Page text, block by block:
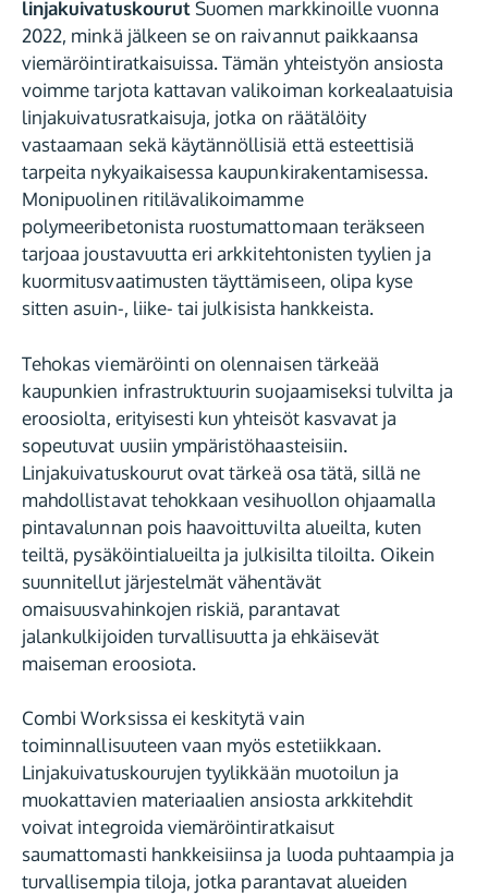
linjakuivatuskourutSuomen markkinoille vuonna
2022, minkä jälkeen se on raivannut paikkaansa
viemäröintiratkaisuissa. Tämän yhteistyön ansiosta
voimme tarjota kattavan valikoiman korkealaatuisia
linjakuivatusratkaisuja, jotka on räätälöity
vastaamaan sekä käytännöllisiä että esteettisiä
tarpeita nykyaikaisessa kaupunkirakentamisessa.
Monipuolinen ritilävalikoimamme
polymeeribetonista ruostumattomaan teräkseen
tarjoaa joustavuutta eri arkkitehtonisten tyylien ja
kuormitusvaatimusten täyttämiseen, olipa kyse
sitten asuin-, liike- tai julkisista hankkeista.
Tehokas viemäröinti on olennaisen tärkeää
kaupunkien infrastruktuurin suojaamiseksi tulvilta ja
eroosiolta, erityisesti kun yhteisöt kasvavat ja
sopeutuvat uusiin ympäristöhaasteisiin.
Linjakuivatuskourut ovat tärkeä osa tätä, sillä ne
mahdollistavat tehokkaan vesihuollon ohjaamalla
pintavalunnan pois haavoittuvilta alueilta, kuten
teiltä, pysäköintialueilta ja julkisilta tiloilta. Oikein
suunnitellut järjestelmät vähentävät
omaisuusvahinkojen riskiä, parantavat
jalankulkijoiden turvallisuutta ja ehkäisevät
maiseman eroosiota.
Combi Worksissa ei keskitytä vain
toiminnallisuuteen vaan myös estetiikkaan.
Linjakuivatuskourujen tyylikkään muotoilun ja
muokattavien materiaalien ansiosta arkkitehdit
voivat integroida viemäröintiratkaisut
saumattomasti hankkeisiinsa ja luoda puhtaampia ja
turvallisempia tiloja, jotka parantavat alueiden